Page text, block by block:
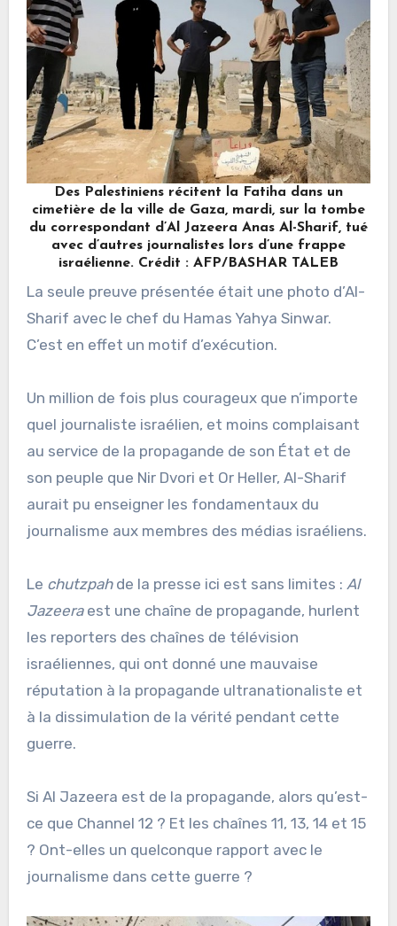
Des Palestiniens récitent la Fatiha dans un
cimetière de la ville de Gaza, mardi, sur la tombe
du correspondant d’Al Jazeera Anas Al-Sharif, tué
avec d’autres journalistes lors d’une frappe
israélienne. Crédit : AFP/BASHAR TALEB
La seule preuve présentée était une photo d’Al-
Sharif avec le chef du Hamas Yahya Sinwar.
C’est en effet un motif d’exécution.
Un million de fois plus courageux que n’importe
quel journaliste israélien, et moins complaisant
au service de la propagande de son État et de
son peuple que Nir Dvori et Or Heller, Al-Sharif
aurait pu enseigner les fondamentaux du
journalisme aux membres des médias israéliens.
Le chutzpahde la presse ici est sans limites : Al
Jazeeraest une chaîne de propagande, hurlent
les reporters des chaînes de télévision
israéliennes, qui ont donné une mauvaise
réputation à la propagande ultranationaliste et
à la dissimulation de la vérité pendant cette
guerre.
Si Al Jazeera est de la propagande, alors qu’est-
ce que Channel 12 ? Et les chaînes 11, 13, 14 et 15
? Ont-elles un quelconque rapport avec le
journalisme dans cette guerre ?